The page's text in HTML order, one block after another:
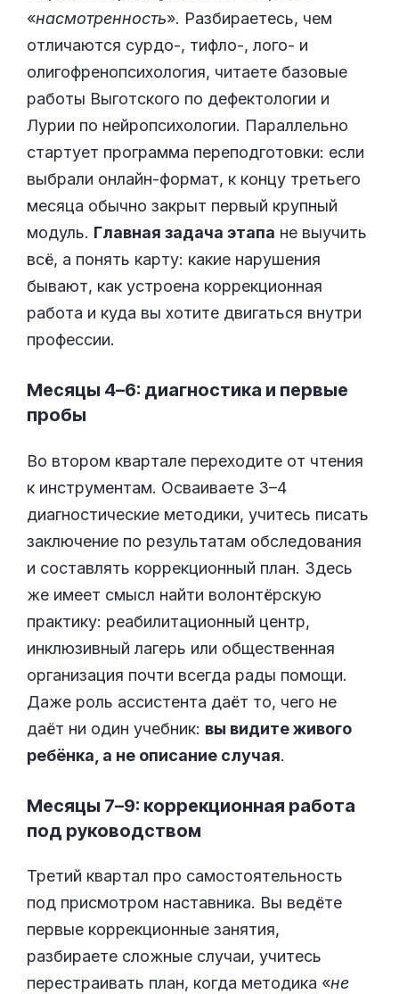
«насмотренность». Разбираетесь, чем
отличаются сурдо-, тифло-, лого- и
олигофренопсихология, читаете базовые
работы Выготского по дефектологии и
Лурии по нейропсихологии. Параллельно
стартует программа переподготовки: если
выбрали онлайн-формат, к концу третьего
месяца обычно закрыт первый крупный
модуль. Главная задача этапа не выучить
всё, а понять карту: какие нарушения
бывают, как устроена коррекционная
работа и куда вы хотите двигаться внутри
профессии.
Месяцы 4–6: диагностика и первые
пробы
Во втором квартале переходите от чтения
к инструментам. Осваиваете 3–4
диагностические методики, учитесь писать
заключение по результатам обследования
и составлять коррекционный план. Здесь
же имеет смысл найти волонтёрскую
практику: реабилитационный центр,
инклюзивный лагерь или общественная
организация почти всегда рады помощи.
Даже роль ассистента даёт то, чего не
даёт ни один учебник: вы видите живого
ребёнка, а не описание случая.
Месяцы 7–9: коррекционная работа
под руководством
Третий квартал про самостоятельность
под присмотром наставника. Вы ведёте
первые коррекционные занятия,
разбираете сложные случаи, учитесь
перестраивать план, когда методика «не